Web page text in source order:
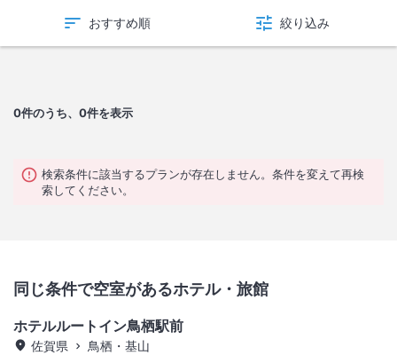
おすすめ順 絞り込み
0件のうち、0件を表示
検索条件に該当するプランが存在しません。条件を変えて再検
索してください。
同じ条件で空室があるホテル・旅館
ホテルルートイン鳥栖駅前
佐賀県 鳥栖・基山